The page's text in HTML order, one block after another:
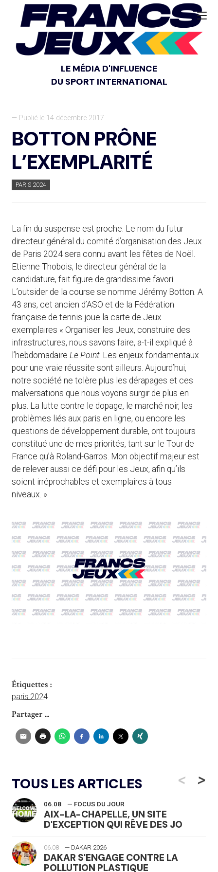
LE MÉDIA D'INFLUENCE
DU SPORT INTERNATIONAL
— Publié le 14 décembre 2017
BOTTON PRÔNE
L’EXEMPLARITÉ
PARIS 2024
La fin du suspense est proche. Le nom du futur
directeur général du comité d’organisation des Jeux
de Paris 2024 sera connu avant les fêtes de Noël.
Etienne Thobois, le directeur général de la
candidature, fait figure de grandissime favori.
L’outsider de la course se nomme Jérémy Botton. A
43 ans, cet ancien d’ASO et de la Fédération
française de tennis joue la carte de Jeux
exemplaires « Organiser les Jeux, construire des
infrastructures, nous savons faire, a-t-il expliqué à
l’hebdomadaire Le Point. Les enjeux fondamentaux
pour une vraie réussite sont ailleurs. Aujourd’hui,
notre société ne tolère plus les dérapages et ces
malversations que nous voyons surgir de plus en
plus. La lutte contre le dopage, le marché noir, les
problèmes liés aux paris en ligne, ou encore les
questions de développement durable, ont toujours
constitué une de mes priorités, tant sur le Tour de
France qu’à Roland-Garros. Mon objectif majeur est
de relever aussi ce défi pour les Jeux, afin qu’ils
soient irréprochables et exemplaires à tous
niveaux. »
Étiquettes :
paris 2024
Partager ...
TOUS LES ARTICLES <
06.08 — FOCUS DU JOUR
AIX-LA-CHAPELLE, UN SITE
D'EXCEPTION QUI RÊVE DES JO
06.08 — DAKAR 2026
DAKAR S'ENGAGE CONTRE LA
POLLUTION PLASTIQUE
>